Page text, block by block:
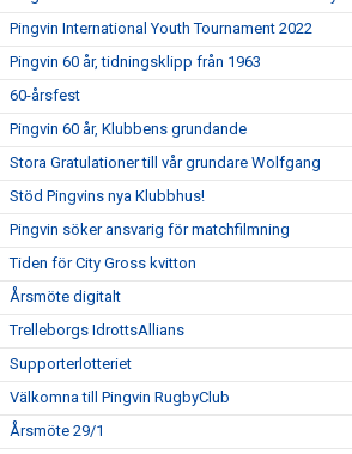
Pingvin International Youth Tournament 2022
Pingvin 60 år, tidningsklipp från 1963
60-årsfest
Pingvin 60 år, Klubbens grundande
Stora Gratulationer till vår grundare Wolfgang
Stöd Pingvins nya Klubbhus!
Pingvin söker ansvarig för matchfilmning
Tiden för City Gross kvitton
Årsmöte digitalt
Trelleborgs IdrottsAllians
Supporterlotteriet
Välkomna till Pingvin RugbyClub
Årsmöte 29/1